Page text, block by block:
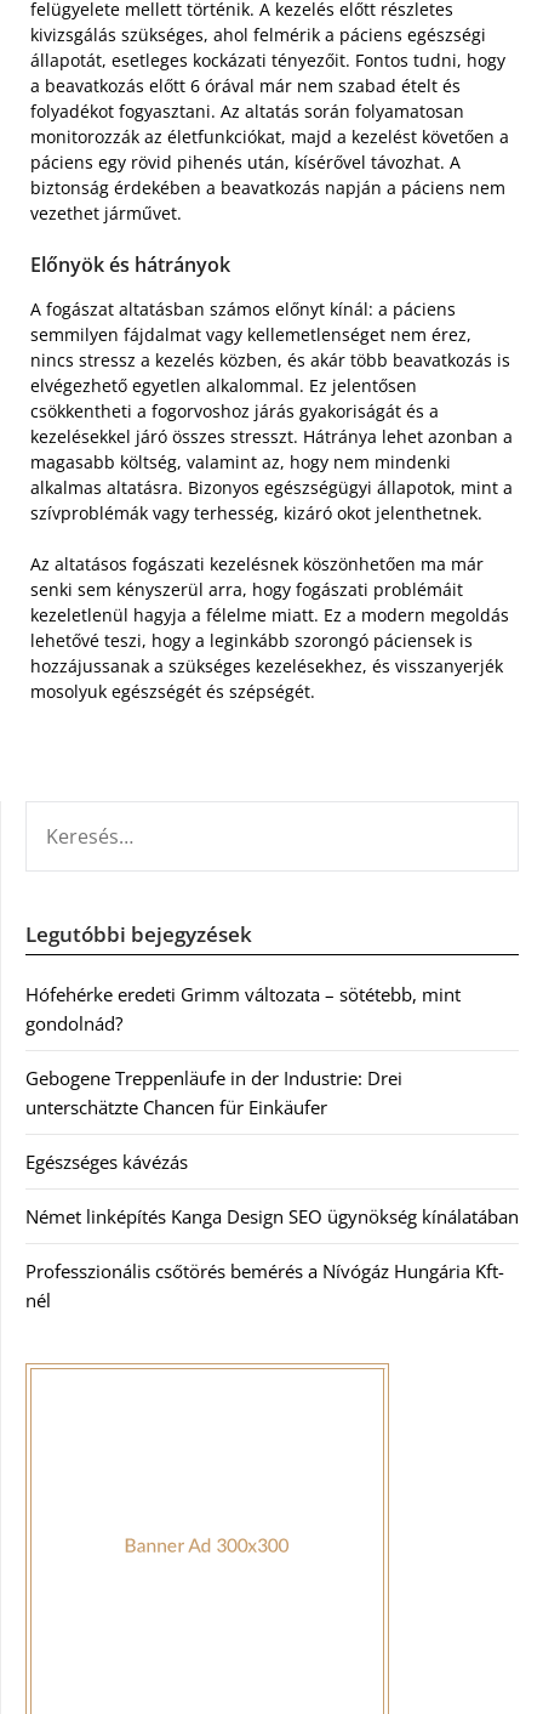
felügyelete mellett történik. A kezelés előtt részletes
kivizsgálás szükséges, ahol felmérik a páciens egészségi
állapotát, esetleges kockázati tényezőit. Fontos tudni, hogy
a beavatkozás előtt 6 órával már nem szabad ételt és
folyadékot fogyasztani. Az altatás során folyamatosan
monitorozzák az életfunkciókat, majd a kezelést követően a
páciens egy rövid pihenés után, kísérővel távozhat. A
biztonság érdekében a beavatkozás napján a páciens nem
vezethet járművet.
Előnyök és hátrányok
A fogászat altatásban számos előnyt kínál: a páciens
semmilyen fájdalmat vagy kellemetlenséget nem érez,
nincs stressz a kezelés közben, és akár több beavatkozás is
elvégezhető egyetlen alkalommal. Ez jelentősen
csökkentheti a fogorvoshoz járás gyakoriságát és a
kezelésekkel járó összes stresszt. Hátránya lehet azonban a
magasabb költség, valamint az, hogy nem mindenki
alkalmas altatásra. Bizonyos egészségügyi állapotok, mint a
szívproblémák vagy terhesség, kizáró okot jelenthetnek.
Az altatásos fogászati kezelésnek köszönhetően ma már
senki sem kényszerül arra, hogy fogászati problémáit
kezeletlenül hagyja a félelme miatt. Ez a modern megoldás
lehetővé teszi, hogy a leginkább szorongó páciensek is
hozzájussanak a szükséges kezelésekhez, és visszanyerjék
mosolyuk egészségét és szépségét.
Legutóbbi bejegyzések
Hófehérke eredeti Grimm változata – sötétebb, mint
gondolnád?
Gebogene Treppenläufe in der Industrie: Drei
unterschätzte Chancen für Einkäufer
Egészséges kávézás
Német linképítés Kanga Design SEO ügynökség kínálatában
Professzionális csőtörés bemérés a Nívógáz Hungária Kft-
nél